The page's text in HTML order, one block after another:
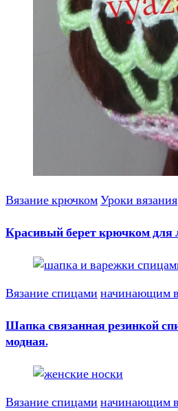
Вязание крючкомУроки вязания
Красивый берет крючком для
Вязание спицами начинающим
Шапка связанная резинкой
модная.
Вязание спицами начинающим